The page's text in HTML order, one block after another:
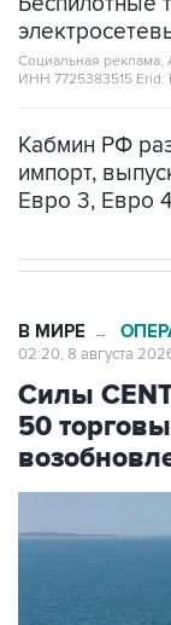
Социальная
ИНН 7725383515 Erid:
Кабмин РФ
Евро 3, Евро
Силы
50